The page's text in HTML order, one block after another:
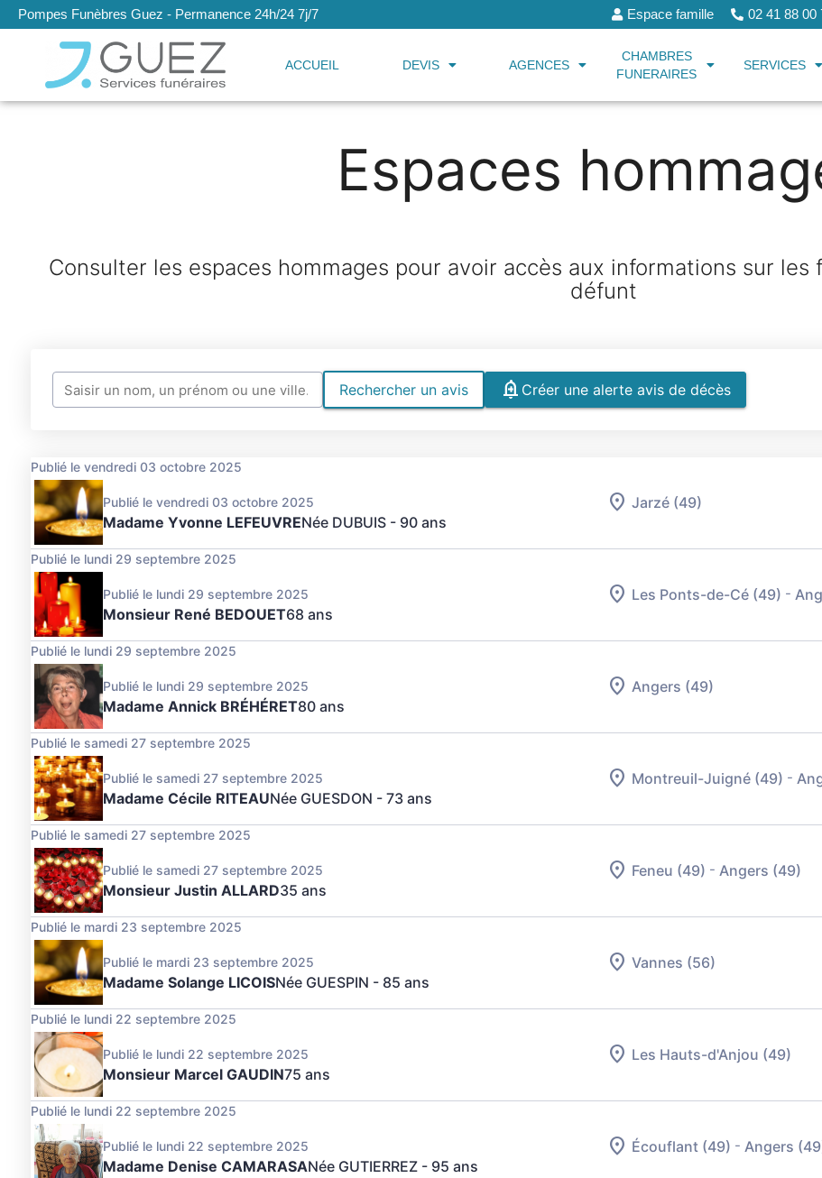
Pompes Funèbres Guez - Permanence 24h/24 7j/7 Espace famille 02 41 88
ACCUEIL DEVIS AGENCES
CHAMBRES
FUNERAIRES
SERVICES
Espaces
Consulter les espaces hommages pour avoir accès aux informations sur
défunt
Rechercher un avis Créer une alerte avis de décès
Publié le vendredi 03 octobre 2025
Publié le vendredi 03 octobre 2025
Madame Yvonne LEFEUVRENée DUBUIS - 90 ans
Jarzé (49)
Publié le lundi 29 septembre 2025
Publié le lundi 29 septembre 2025
Monsieur René BEDOUET68 ans
Les Ponts-de-Cé (49) -
Publié le lundi 29 septembre 2025
Publié le lundi 29 septembre 2025
Madame Annick BRÉHÉRET80 ans
Angers (49)
Publié le samedi 27 septembre 2025
Publié le samedi 27 septembre 2025
Madame Cécile RITEAUNée GUESDON - 73 ans
Montreuil-Juigné (49) -
Publié le samedi 27 septembre 2025
Publié le samedi 27 septembre 2025
Monsieur Justin ALLARD35 ans
Feneu (49) - Angers (49)
Publié le mardi 23 septembre 2025
Publié le mardi 23 septembre 2025
Madame Solange LICOISNée GUESPIN - 85 ans
Vannes (56)
Publié le lundi 22 septembre 2025
Publié le lundi 22 septembre 2025
Monsieur Marcel GAUDIN75 ans
Les Hauts-d'Anjou (49)
Publié le lundi 22 septembre 2025
Publié le lundi 22 septembre 2025
Madame Denise CAMARASANée GUTIERREZ - 95 ans
Écouflant (49) - Angers